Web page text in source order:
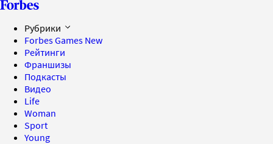
Рубрики
Forbes Games New
Рейтинги
Франшизы
Подкасты
Видео
Life
Woman
Sport
Young